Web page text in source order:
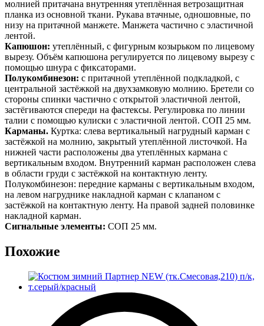
молнией притачана внутренняя утеплённая ветрозащитная
планка из основной ткани. Рукава втачные, одношовные, по
низу на притачной манжете. Манжета частично с эластичной
лентой.
Капюшон: утеплённый, с фигурным козырьком по лицевому
вырезу. Объём капюшона регулируется по лицевому вырезу с
помощью шнура с фиксаторами.
Полукомбинезон: с притачной утеплённой подкладкой, с
центральной застёжкой на двухзамковую молнию. Бретели со
стороны спинки частично с открытой эластичной лентой,
застёгиваются спереди на фастексы. Регулировка по линии
талии с помощью кулиски с эластичной лентой. СОП 25 мм.
Карманы. Куртка: слева вертикальный нагрудный карман с
застёжкой на молнию, закрытый утеплённой листочкой. На
нижней части расположены два утеплённых кармана с
вертикальным входом. Внутренний карман расположен слева
в области груди с застёжкой на контактную ленту.
Полукомбинезон: передние карманы с вертикальным входом,
на левом нагруднике накладной карман с клапаном с
застёжкой на контактную ленту. На правой задней половинке
накладной карман.
Сигнальные элементы: СОП 25 мм.
Похожие